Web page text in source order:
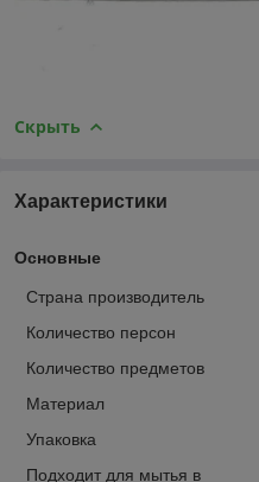
Скрыть
Характеристики
Основные
Страна производитель
Количество персон
Количество предметов
Материал
Упаковка
Подходит для мытья в